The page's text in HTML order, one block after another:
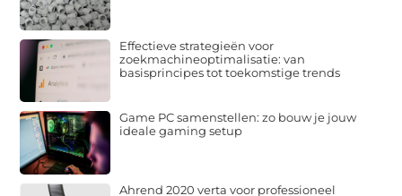
Effectieve strategieën voor
zoekmachineoptimalisatie: van
basisprincipes tot toekomstige trends
Game PC samenstellen: zo bouw je jouw
ideale gaming setup
Ahrend 2020 verta voor professioneel